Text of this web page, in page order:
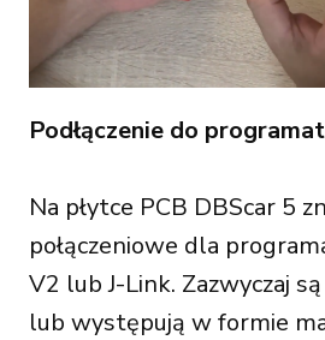
Podłączenie do
Na płytce PCB DBScar 5
połączeniowe dla
V2 lub J-Link. Zazwyczaj
lub występują w formie